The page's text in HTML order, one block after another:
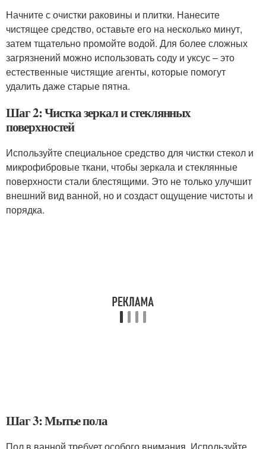
Начните с очистки раковины и плитки. Нанесите
чистящее средство, оставьте его на несколько минут,
затем тщательно промойте водой. Для более сложных
загрязнений можно использовать соду и уксус – это
естественные чистящие агенты, которые помогут
удалить даже старые пятна.
Шаг 2: Чистка зеркал и стеклянных
поверхностей
Используйте специальное средство для чистки стекол и
микрофибровые ткани, чтобы зеркала и стеклянные
поверхности стали блестящими. Это не только улучшит
внешний вид ванной, но и создаст ощущение чистоты и
порядка.
Шаг 3: Мытье пола